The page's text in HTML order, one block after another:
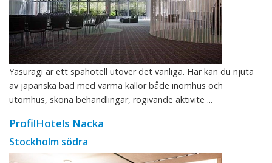
Yasuragi är ett spahotell utöver det vanliga. Här kan du njuta
av japanska bad med varma källor både inomhus och
utomhus, sköna behandlingar, rogivande aktivite ...
ProfilHotels Nacka
Stockholm södra